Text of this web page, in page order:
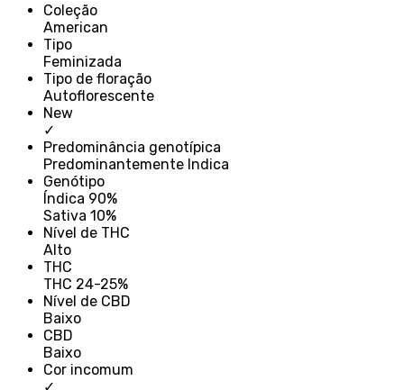
Coleção
American
Tipo
Feminizada
Tipo de floração
Autoflorescente
New
✓
Predominância genotípica
Predominantemente Indica
Genótipo
Índica 90%
Sativa 10%
Nível de THC
Alto
THC
THC 24-25%
Nível de CBD
Baixo
CBD
Baixo
Cor incomum